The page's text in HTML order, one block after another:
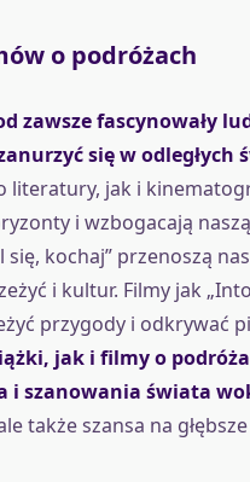
o podróżach
zawsze fascynowały
się w odległych
literatury, jak i
i wzbogacają
się, kochaj” przenoszą
i kultur. Filmy jak
przygody i odkrywać
jak i filmy o
szanowania świata
także szansa na